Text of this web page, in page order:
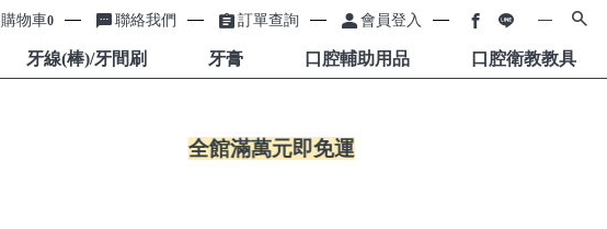
購物車0 聯絡我們 訂單查詢 會員登入
牙線(棒)/牙間刷 牙膏 口腔輔助用品 口腔衛教教具
全館滿萬元即免運